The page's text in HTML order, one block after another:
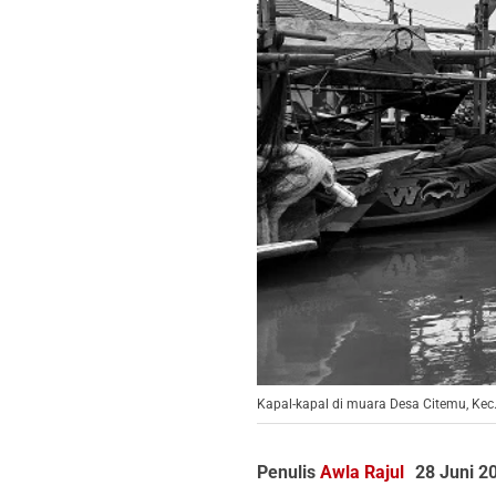
Kapal-kapal di muara Desa Citemu,
Penulis Awla Rajul 28 Juni